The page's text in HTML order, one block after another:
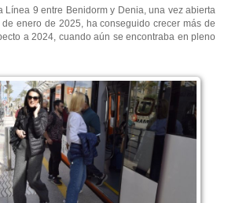
Línea 9 entre Benidorm y Denia, una vez abierta
enero de 2025, ha conseguido crecer más de
a 2024, cuando aún se encontraba en pleno